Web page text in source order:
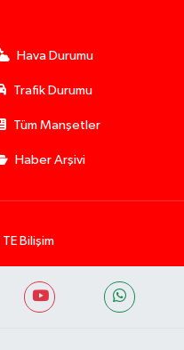
Hava Durumu
Trafik Durumu
Tüm Manşetler
Haber Arşivi
TE Bilişim